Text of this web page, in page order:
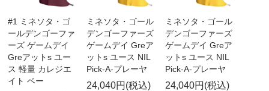
#1 ミネソタ・ゴ
ールデンゴーファ
ーズ ゲームデイ
Greアットs ユー
ス 軽量 カレジエ
イト ベー
ミネソタ・ゴール
デンゴーファーズ
ゲームデイ Greア
ットs ユース NIL
Pick-A-プレーヤ
24,040円(税込)
ミネソタ・ゴール
デンゴーファーズ
ゲームデイ Greア
ットs ユース NIL
Pick-A-プレーヤ
24,040円(税込)